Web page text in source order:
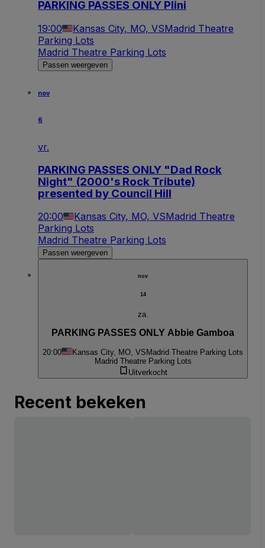
PARKING PASSES ONLY Plini
19:00 Kansas City, MO, VSMadrid Theatre
Parking Lots
Madrid Theatre Parking Lots
Passen weergeven
nov
6
vr.
PARKING PASSES ONLY "Dad Rock
Night" (2000's Rock Tribute)
presented by Council Hill
20:00 Kansas City, MO, VSMadrid Theatre
Parking Lots
Madrid Theatre Parking Lots
Passen weergeven
nov
14
za.
PARKING PASSES ONLY Abbie Gamboa
20:00 Kansas City, MO, VS Madrid Theatre Parking Lots
Madrid Theatre Parking Lots
Uitverkocht
Recent bekeken